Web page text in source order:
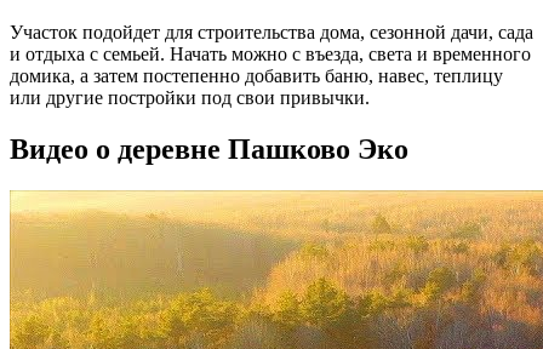
Участок подойдет для строительства дома, сезонной дачи, сада
и отдыха с семьей. Начать можно с въезда, света и временного
домика, а затем постепенно добавить баню, навес, теплицу
или другие постройки под свои привычки.
Видео о деревне Пашково Эко